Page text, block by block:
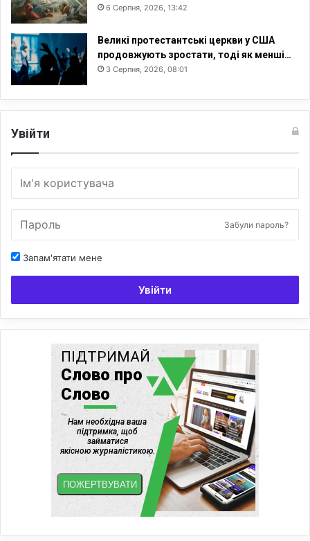
6 Серпня, 2026, 13:42
Великі протестантські церкви у США
продовжують зростати, тоді як менші…
3 Серпня, 2026, 08:01
Увійти
Забули пароль?
Запам'ятати мене
Увійти